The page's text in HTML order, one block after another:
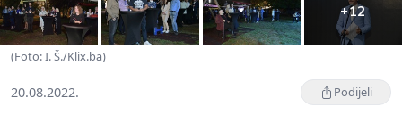
+12
(Foto: I. Š./Klix.ba)
20.08.2022. Podijeli